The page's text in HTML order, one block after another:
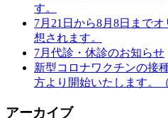
す。
7月21日から8月8日まで
想されます。
7月代診・休診のお知らせ
新型コロナワクチンの接
方より開始いたします。（
アーカイブ